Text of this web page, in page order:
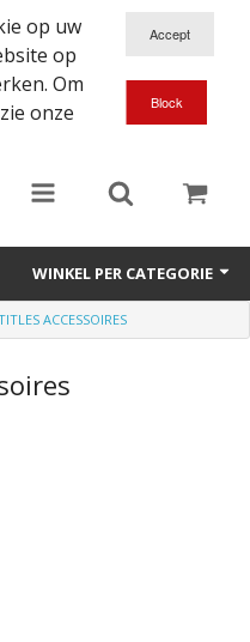
op uw
op
Om
onze
WINKEL PER CATEGORIE
ACCESSOIRES